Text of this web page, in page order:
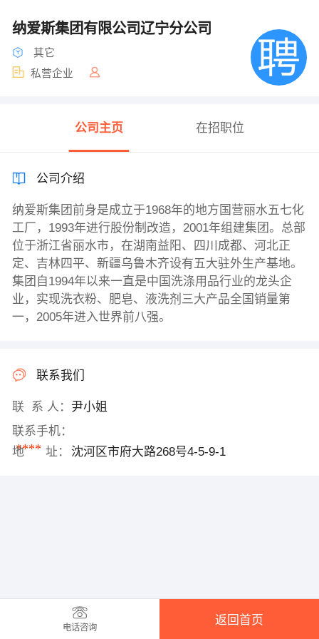
纳爱斯集团有限公司辽宁分公司
其它
私营企业
公司主页 在招职位
公司介绍
纳爱斯集团前身是成立于1968年的地方国营丽水五七化
工厂，1993年进行股份制改造，2001年组建集团。总部
位于浙江省丽水市，在湖南益阳、四川成都、河北正
定、吉林四平、新疆乌鲁木齐设有五大驻外生产基地。
集团自1994年以来一直是中国洗涤用品行业的龙头企
业，实现洗衣粉、肥皂、液洗剂三大产品全国销量第
一，2005年进入世界前八强。
联系我们
联 系 人： 尹小姐
联系手机：
****
地 址： 沈河区市府大路268号4-5-9-1
电话咨询
返回首页